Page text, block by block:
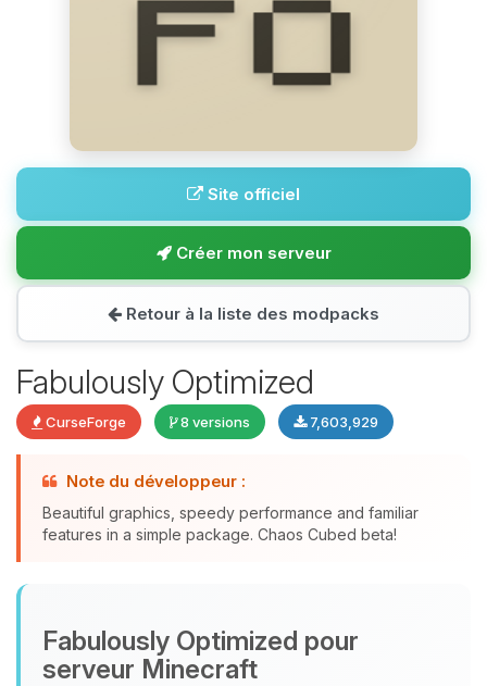
Site officiel
Créer mon serveur
Retour à la liste des modpacks
Fabulously Optimized
CurseForge 8 versions 7,603,929
Note du développeur :
Beautiful graphics, speedy performance and familiar
features in a simple package. Chaos Cubed beta!
Fabulously Optimized pour
serveur Minecraft
tu as besoin et je vais remuer mes
petits circuits pour t’aider.